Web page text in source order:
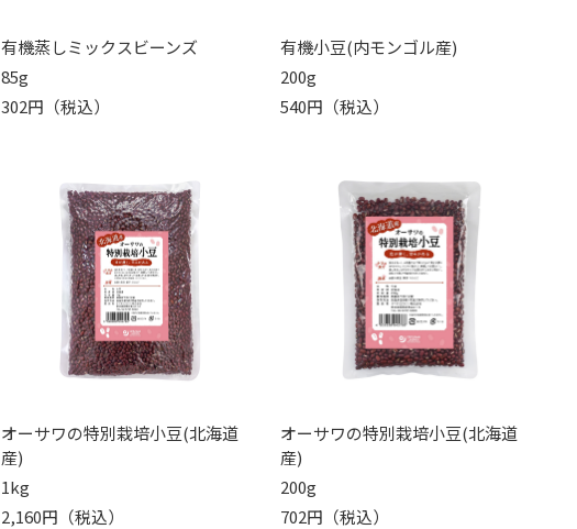
有機蒸しミックスビーンズ
85g
302円（税込）
有機小豆(内モンゴル産)
200g
540円（税込）
オーサワの特別栽培小豆(北海道
産)
1kg
2,160円（税込）
オーサワの特別栽培小豆(北海道
産)
200g
702円（税込）